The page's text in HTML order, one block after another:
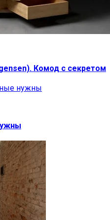
Комод с секретом